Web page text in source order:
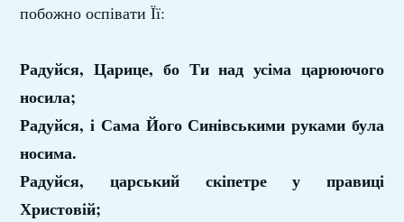
побожно оспівати Її:
Радуйся, Царице, бо Ти над усіма царюючого
носила;
Радуйся, і Сама Його Синівськими руками була
носима.
Радуйся, царський скіпетре у правиці
Христовій;